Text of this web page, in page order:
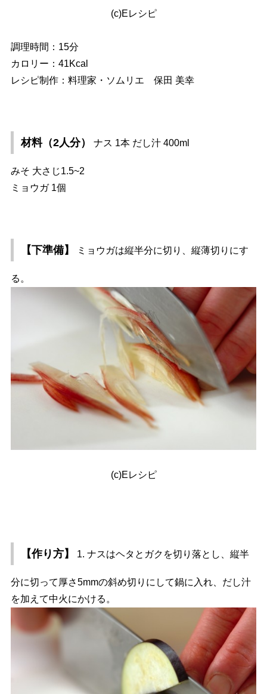
(c)Eレシピ
調理時間：15分
カロリー：41Kcal
レシピ制作：料理家・ソムリエ 保田 美幸
材料（2人分） ナス 1本 だし汁 400ml
みそ 大さじ1.5~2
ミョウガ 1個
【下準備】 ミョウガは縦半分に切り、縦薄切りにす
る。
(c)Eレシピ
【作り方】 1. ナスはヘタとガクを切り落とし、縦半
分に切って厚さ5mmの斜め切りにして鍋に入れ、だし汁
を加えて中火にかける。